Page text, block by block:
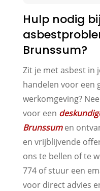
Hulp nodig bij
Brunssum?
Zit je met asbest in
handelen voor een
werkomgeving?
voor een
Brunssumen
en vrijblijvende
ons te bellen of te
774 of stuur een
voor direct advies